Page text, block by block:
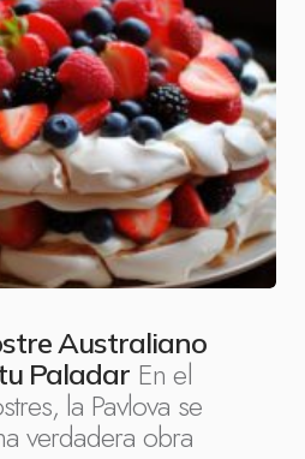
Australiano
Paladar En el
la Pavlova se
verdadera obra